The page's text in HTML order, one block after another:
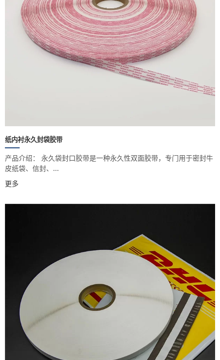
纸内衬永久封袋胶带
产品介绍： 永久袋封口胶带是一种永久性双面胶带，专门用于密封牛
皮纸袋、信封、...
更多